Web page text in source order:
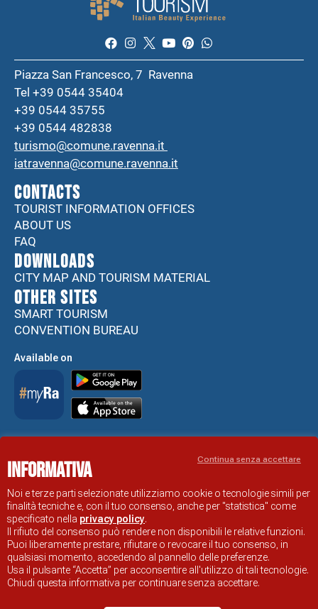
Piazza San Francesco, 7 Ravenna
Tel +39 0544 35404
+39 0544 35755
+39 0544 482838
turismo@comune.ravenna.it
iatravenna@comune.ravenna.it
CONTACTS
TOURIST INFORMATION OFFICES
ABOUT US
FAQ
DOWNLOADS
CITY MAP AND TOURISM MATERIAL
Other sites
SMART TOURISM
CONVENTION BUREAU
Available on
RAVENNA TOURIST INFORMATION OFFICIAL SITE
Informativa
Noi e terze parti selezionate utilizziamo cookie o tecnologie simili per
finalità tecniche e, con il tuo consenso, anche per "statistica" come
specificato nella privacy policy.
Il rifiuto del consenso può rendere non disponibili le relative funzioni.
Puoi liberamente prestare, rifiutare o revocare il tuo consenso, in
qualsiasi momento, accedendo al pannello delle preferenze.
Usa il pulsante “Accetta” per acconsentire all'utilizzo di tali tecnologie.
Chiudi questa informativa per continuare senza accettare.
Continua senza accettare